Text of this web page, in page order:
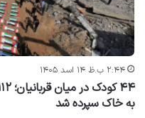
۲:۴۴ ب.ظ ۱۴ اسد ۱۴۰۵
به خاک سپرده شد